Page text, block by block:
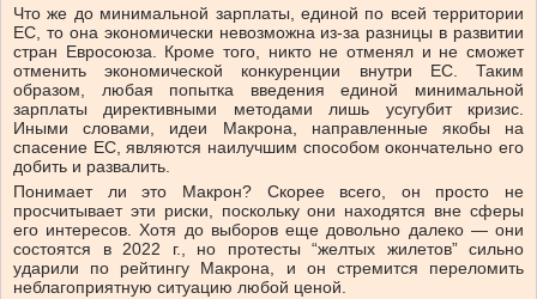
Что же до минимальной зарплаты, единой по всей территории
ЕС, то она экономически невозможна из-за разницы в развитии
стран Евросоюза. Кроме того, никто не отменял и не сможет
отменить экономической конкуренции внутри ЕС. Таким
образом, любая попытка введения единой минимальной
зарплаты директивными методами лишь усугубит кризис.
Иными словами, идеи Макрона, направленные якобы на
спасение ЕС, являются наилучшим способом окончательно его
добить и развалить.
Понимает ли это Макрон? Скорее всего, он просто не
просчитывает эти риски, поскольку они находятся вне сферы
его интересов. Хотя до выборов еще довольно далеко — они
состоятся в 2022 г., но протесты “желтых жилетов” сильно
ударили по рейтингу Макрона, и он стремится переломить
неблагоприятную ситуацию любой ценой.